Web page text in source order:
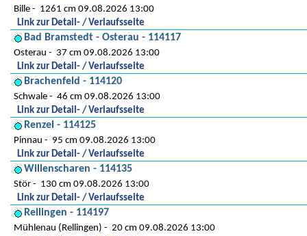
Bille
1261 cm 09.08.2026 13:00
Link zur Detail- / Verlaufsseite
Bad Bramstedt - Osterau - 114117
Osterau
37 cm 09.08.2026 13:00
Link zur Detail- / Verlaufsseite
Brachenfeld - 114120
Schwale
46 cm 09.08.2026 13:00
Link zur Detail- / Verlaufsseite
Renzel - 114125
Pinnau
95 cm 09.08.2026 13:00
Link zur Detail- / Verlaufsseite
Willenscharen - 114135
Stör
130 cm 09.08.2026 13:00
Link zur Detail- / Verlaufsseite
Rellingen - 114197
Mühlenau (Rellingen)
20 cm 09.08.2026 13:00